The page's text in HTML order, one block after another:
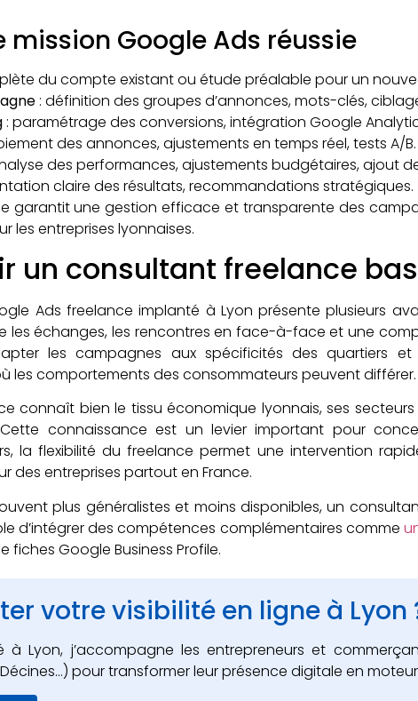
mission Google Ads réussie
du compte existant ou étude préalable pour un
: définition des groupes d’annonces, mots-clés,
: paramétrage des conversions, intégration Google
des annonces, ajustements en temps réel, tests A/B.
des performances, ajustements budgétaires, ajout
claire des résultats, recommandations stratégiques.
garantit une gestion efficace et transparente des
les entreprises lyonnaises.
un consultant freelance
Ads freelance implanté à Lyon présente plusieurs
les échanges, les rencontres en face-à-face et une
les campagnes aux spécificités des quartiers
les comportements des consommateurs peuvent différer.
connaît bien le tissu économique lyonnais, ses
connaissance est un levier important pour
la flexibilité du freelance permet une intervention
des entreprises partout en France.
plus généralistes et moins disponibles, un
d’intégrer des compétences complémentaires comme
Google Business Profile.
votre visibilité en ligne à Lyon
à Lyon, j’accompagne les entrepreneurs et
Décines…) pour transformer leur présence digitale en